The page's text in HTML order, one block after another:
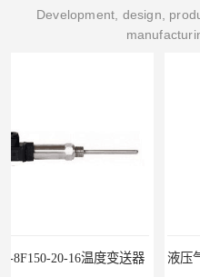
Development, design,
液压气动配套用P51-16BarS G -A-MD-20MA 压力变送器